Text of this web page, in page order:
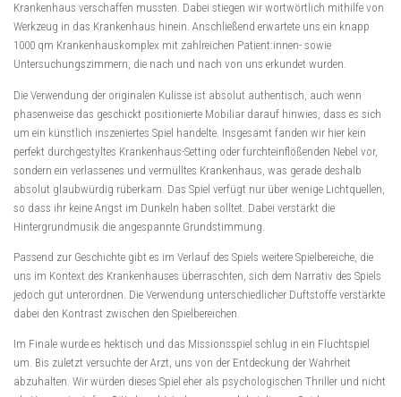
Krankenhaus verschaffen mussten. Dabei stiegen wir wortwörtlich mithilfe von
Werkzeug in das Krankenhaus hinein. Anschließend erwartete uns ein knapp
1000 qm Krankenhauskomplex mit zahlreichen Patient:innen- sowie
Untersuchungszimmern, die nach und nach von uns erkundet wurden.
Die Verwendung der originalen Kulisse ist absolut authentisch, auch wenn
phasenweise das geschickt positionierte Mobiliar darauf hinwies, dass es sich
um ein künstlich inszeniertes Spiel handelte. Insgesamt fanden wir hier kein
perfekt durchgestyltes Krankenhaus-Setting oder furchteinflößenden Nebel vor,
sondern ein verlassenes und vermülltes Krankenhaus, was gerade deshalb
absolut glaubwürdig rüberkam. Das Spiel verfügt nur über wenige Lichtquellen,
so dass ihr keine Angst im Dunkeln haben solltet. Dabei verstärkt die
Hintergrundmusik die angespannte Grundstimmung.
Passend zur Geschichte gibt es im Verlauf des Spiels weitere Spielbereiche, die
uns im Kontext des Krankenhauses überraschten, sich dem Narrativ des Spiels
jedoch gut unterordnen. Die Verwendung unterschiedlicher Duftstoffe verstärkte
dabei den Kontrast zwischen den Spielbereichen.
Im Finale wurde es hektisch und das Missionsspiel schlug in ein Fluchtspiel
um. Bis zuletzt versuchte der Arzt, uns von der Entdeckung der Wahrheit
abzuhalten. Wir würden dieses Spiel eher als psychologischen Thriller und nicht